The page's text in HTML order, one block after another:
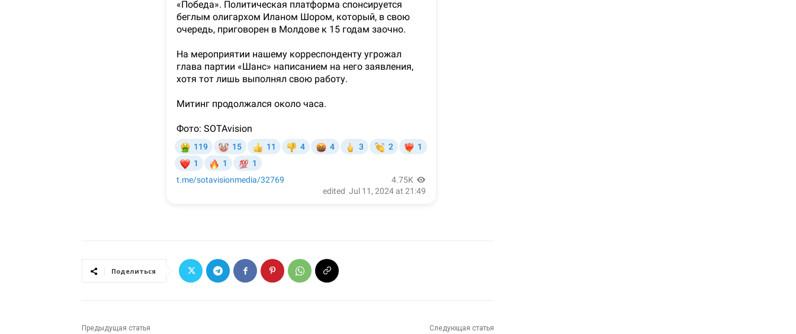
Поделиться
Предыдущая статья Следующая статья